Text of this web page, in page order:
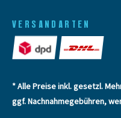
VERSANDARTEN
* Alle Preise inkl. gesetzl.
ggf. Nachnahmegebühren,